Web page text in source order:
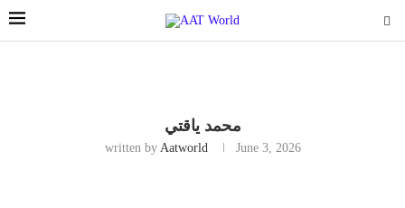
محمد ياقتي
written by Aatworld June 3, 2026